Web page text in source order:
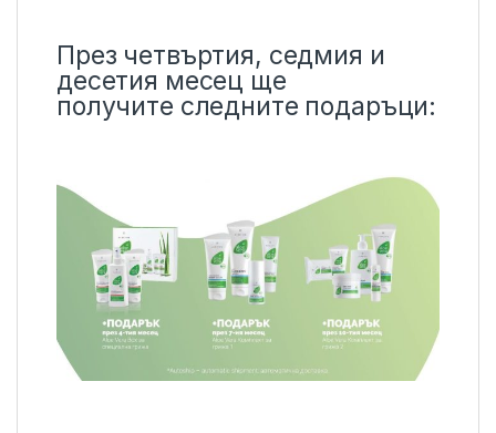
През четвъртия, седмия и
десетия месец ще
получите следните подаръци: